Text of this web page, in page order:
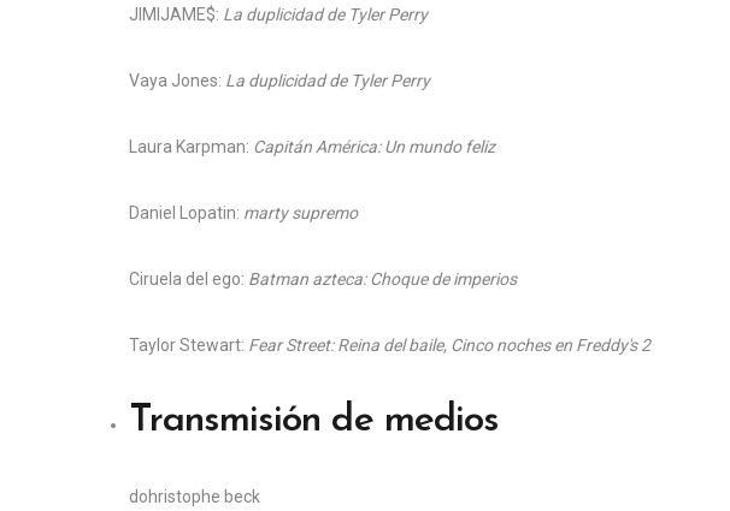
JIMIJAME$: La duplicidad de Tyler Perry
Vaya Jones: La duplicidad de Tyler Perry
Laura Karpman: Capitán América: Un mundo feliz
Daniel Lopatin: marty supremo
Ciruela del ego: Batman azteca: Choque de imperios
Taylor Stewart: Fear Street: Reina del baile, Cinco noches en Freddy's 2
Transmisión de medios
dohristophe beck